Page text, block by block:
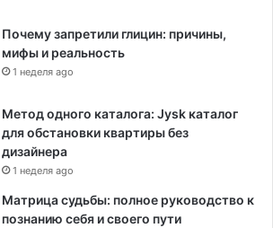
Почему запретили глицин: причины,
мифы и реальность
1 неделя ago
Метод одного каталога: Jysk каталог
для обстановки квартиры без
дизайнера
1 неделя ago
Матрица судьбы: полное руководство к
познанию себя и своего пути